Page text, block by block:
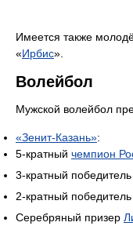
Имеется также
«Ирбис».
Волейбол
Мужской волейбол
«Зенит-Казань»:
5-кратный чемпион
3-кратный победитель
2-кратный победитель
Серебряный призер